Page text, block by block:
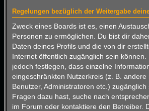
Regelungen bezüglich der Weitergabe
Zweck eines Boards ist es, einen
Personen zu ermöglichen. Du bist dir
Daten deines Profils und die von dir
Internet öffentlich zugänglich sein können.
jedoch festlegen, dass einzelne
eingeschränkten Nutzerkreis (z. B. andere
Benutzer, Administratoren etc.) zugänglich
Fragen dazu hast, suche nach
im Forum oder kontaktiere den Betreiber.